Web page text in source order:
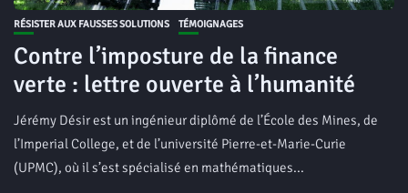
RÉSISTER AUX FAUSSES SOLUTIONS TÉMOIGNAGES
Contre l’imposture de la finance
verte : lettre ouverte à l’humanité
Jérémy Désir est un ingénieur diplômé de l’École des Mines, de
l’Imperial College, et de l’université Pierre-et-Marie-Curie
(UPMC), où il s’est spécialisé en mathématiques...